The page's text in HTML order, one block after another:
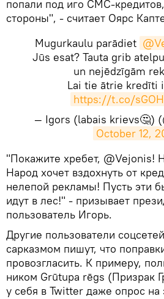
попали под иго СМС-
стороны", - считает Оярс
Mugurkaulu parādiet
Jūs esat? Tauta grib
un nejēdzīgām
Lai tie ātrie kredīti
https://t.co/
— Igors (labais krievs🤔)
October 12,
​"Покажите хребет, @Vejonis!
Народ хочет вздохнуть от
нелепой рекламы! Пусть эти
идут в лес!" - призывает
пользователь Игорь.
Другие пользователи
сарказмом пишут, что
провозгласить. К примеру,
ником Grūtupa rēgs (Призрак
у себя в Twitter даже опрос на